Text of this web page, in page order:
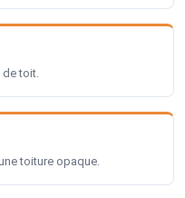
toit.
toiture opaque.